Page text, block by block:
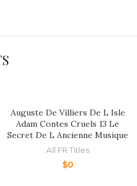
Auguste De Villiers De L Isle
Adam Contes Cruels 13 Le
Secret De L Ancienne Musique
All FR Titles
$0